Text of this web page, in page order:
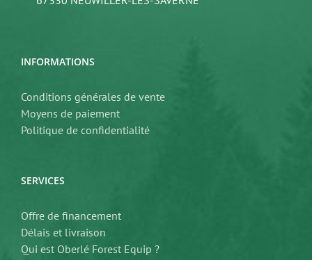
INFORMATIONS
Conditions générales de vente
Moyens de paiement
Politique de confidentialité
SERVICES
Offre de financement
Délais et livraison
Qui est Oberlé Forest Equip ?